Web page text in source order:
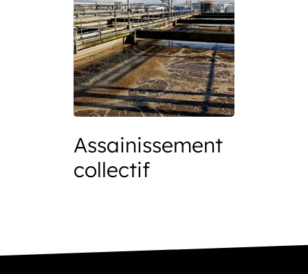
Assainissement
collectif